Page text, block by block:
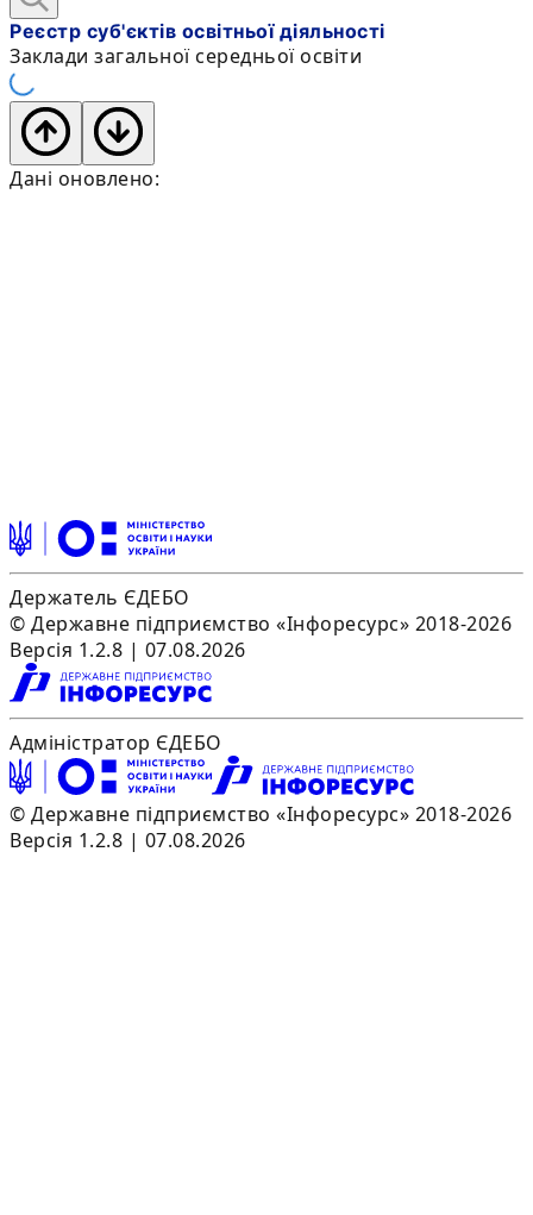
Реєстр суб'єктів освітньої діяльності
Заклади загальної середньої освіти
Дані оновлено:
Держатель ЄДЕБО
© Державне підприємство «Інфоресурс» 2018-2026
Версія 1.2.8 | 07.08.2026
Адміністратор ЄДЕБО
© Державне підприємство «Інфоресурс» 2018-2026
Версія 1.2.8 | 07.08.2026